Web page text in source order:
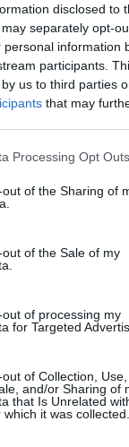
disclosed to
separately opt-
personal information
participants.
us to third parties
that may
website/app uses
visit or usage
to Google and its
specified
Processing Opt Outs
of the Sharing of
of the Sale of my
of processing my
for Targeted
of Collection, Use,
and/or Sharing of
that Is Unrelated
it was collected.
πιέζει τα
Ζελένσκι
Λειψία: Drone